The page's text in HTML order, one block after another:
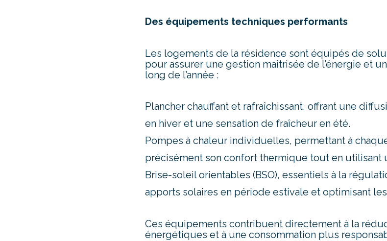
Des équipements techniques performants
Les logements de la résidence sont équipés de
pour assurer une gestion maîtrisée de l’énergie et
long de l’année :
Plancher chauffant et rafraîchissant, offrant une
en hiver et une sensation de fraîcheur en été.
Pompes à chaleur individuelles, permettant à
précisément son confort thermique tout en utilisant
Brise-soleil orientables (BSO), essentiels à la
apports solaires en période estivale et optimisant
Ces équipements contribuent directement à la
énergétiques et à une consommation plus